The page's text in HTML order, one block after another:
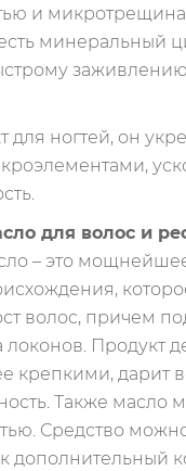
и
минеральный
для ногтей, он
для волос и
– это
волос, причем
Продукт
крепкими, дарит
Также масло
Средство
дополнительный